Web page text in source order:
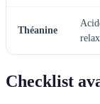
Théanine
Checklist